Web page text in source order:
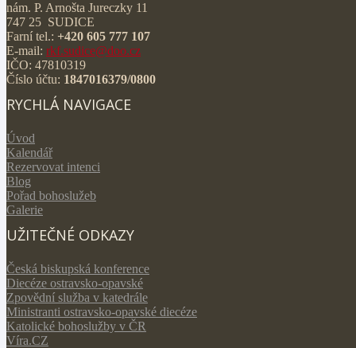
nám. P. Arnošta Jureczky 11
747 25 SUDICE
Farní tel.: +420 605 777 107
E-mail: rkf.sudice@doo.cz
IČO: 47810319
Číslo účtu: 1847016379/0800
RYCHLÁ NAVIGACE
Úvod
Kalendář
Rezervovat intenci
Blog
Pořad bohoslužeb
Galerie
UŽITEČNÉ ODKAZY
Česká biskupská konference
Diecéze ostravsko-opavské
Zpovědní služba v katedrále
Ministranti ostravsko-opavské diecéze
Katolické bohoslužby v ČR
Víra.CZ